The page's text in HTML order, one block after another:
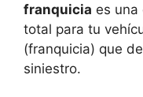
franquicia es una
total para tu
(franquicia) que
siniestro.